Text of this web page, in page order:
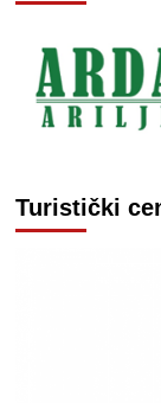
Turistički